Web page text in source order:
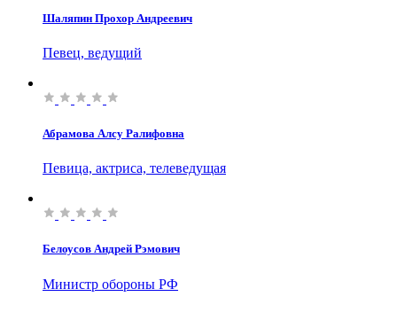
Шаляпин Прохор Андреевич
Певец, ведущий
Абрамова Алсу Ралифовна
Певица, актриса, телеведущая
Белоусов Андрей Рэмович
Министр обороны РФ